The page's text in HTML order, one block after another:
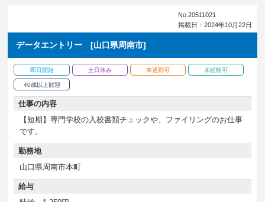
No.20511021
掲載日：2024年10月22日
データエントリー [山口県周南市]
即日開始 土日休み 車通勤可 未経験可
40歳以上歓迎
仕事の内容
【短期】専門学校の入校書類チェックや、ファイリングのお仕事
です。
勤務地
山口県周南市本町
給与